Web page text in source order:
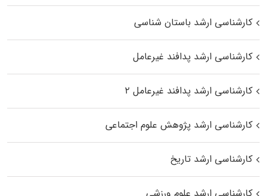
کارشناسی ارشد باستان شناسی
کارشناسی ارشد پدافند غیرعامل
کارشناسی ارشد پدافند غیرعامل ۲
کارشناسی ارشد پژوهش علوم اجتماعی
کارشناسی ارشد تاریخ